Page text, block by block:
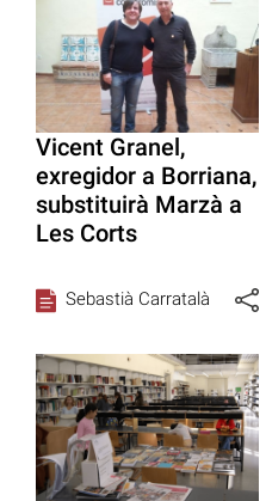
Vicent Granel,
exregidor a Borriana,
substituirà Marzà a
Les Corts
Sebastià Carratalà